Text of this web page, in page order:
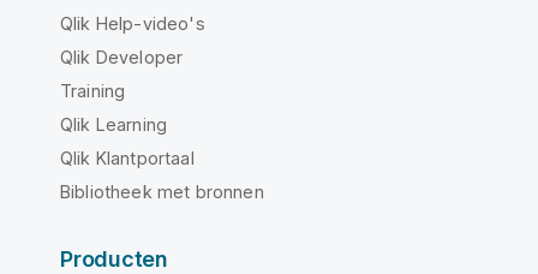
Qlik Help-video's
Qlik Developer
Training
Qlik Learning
Qlik Klantportaal
Bibliotheek met bronnen
Producten